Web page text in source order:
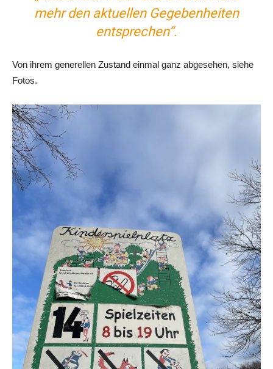
mehr den aktuellen Gegebenheiten
entsprechen“.
Von ihrem generellen Zustand einmal ganz abgesehen, siehe
Fotos.